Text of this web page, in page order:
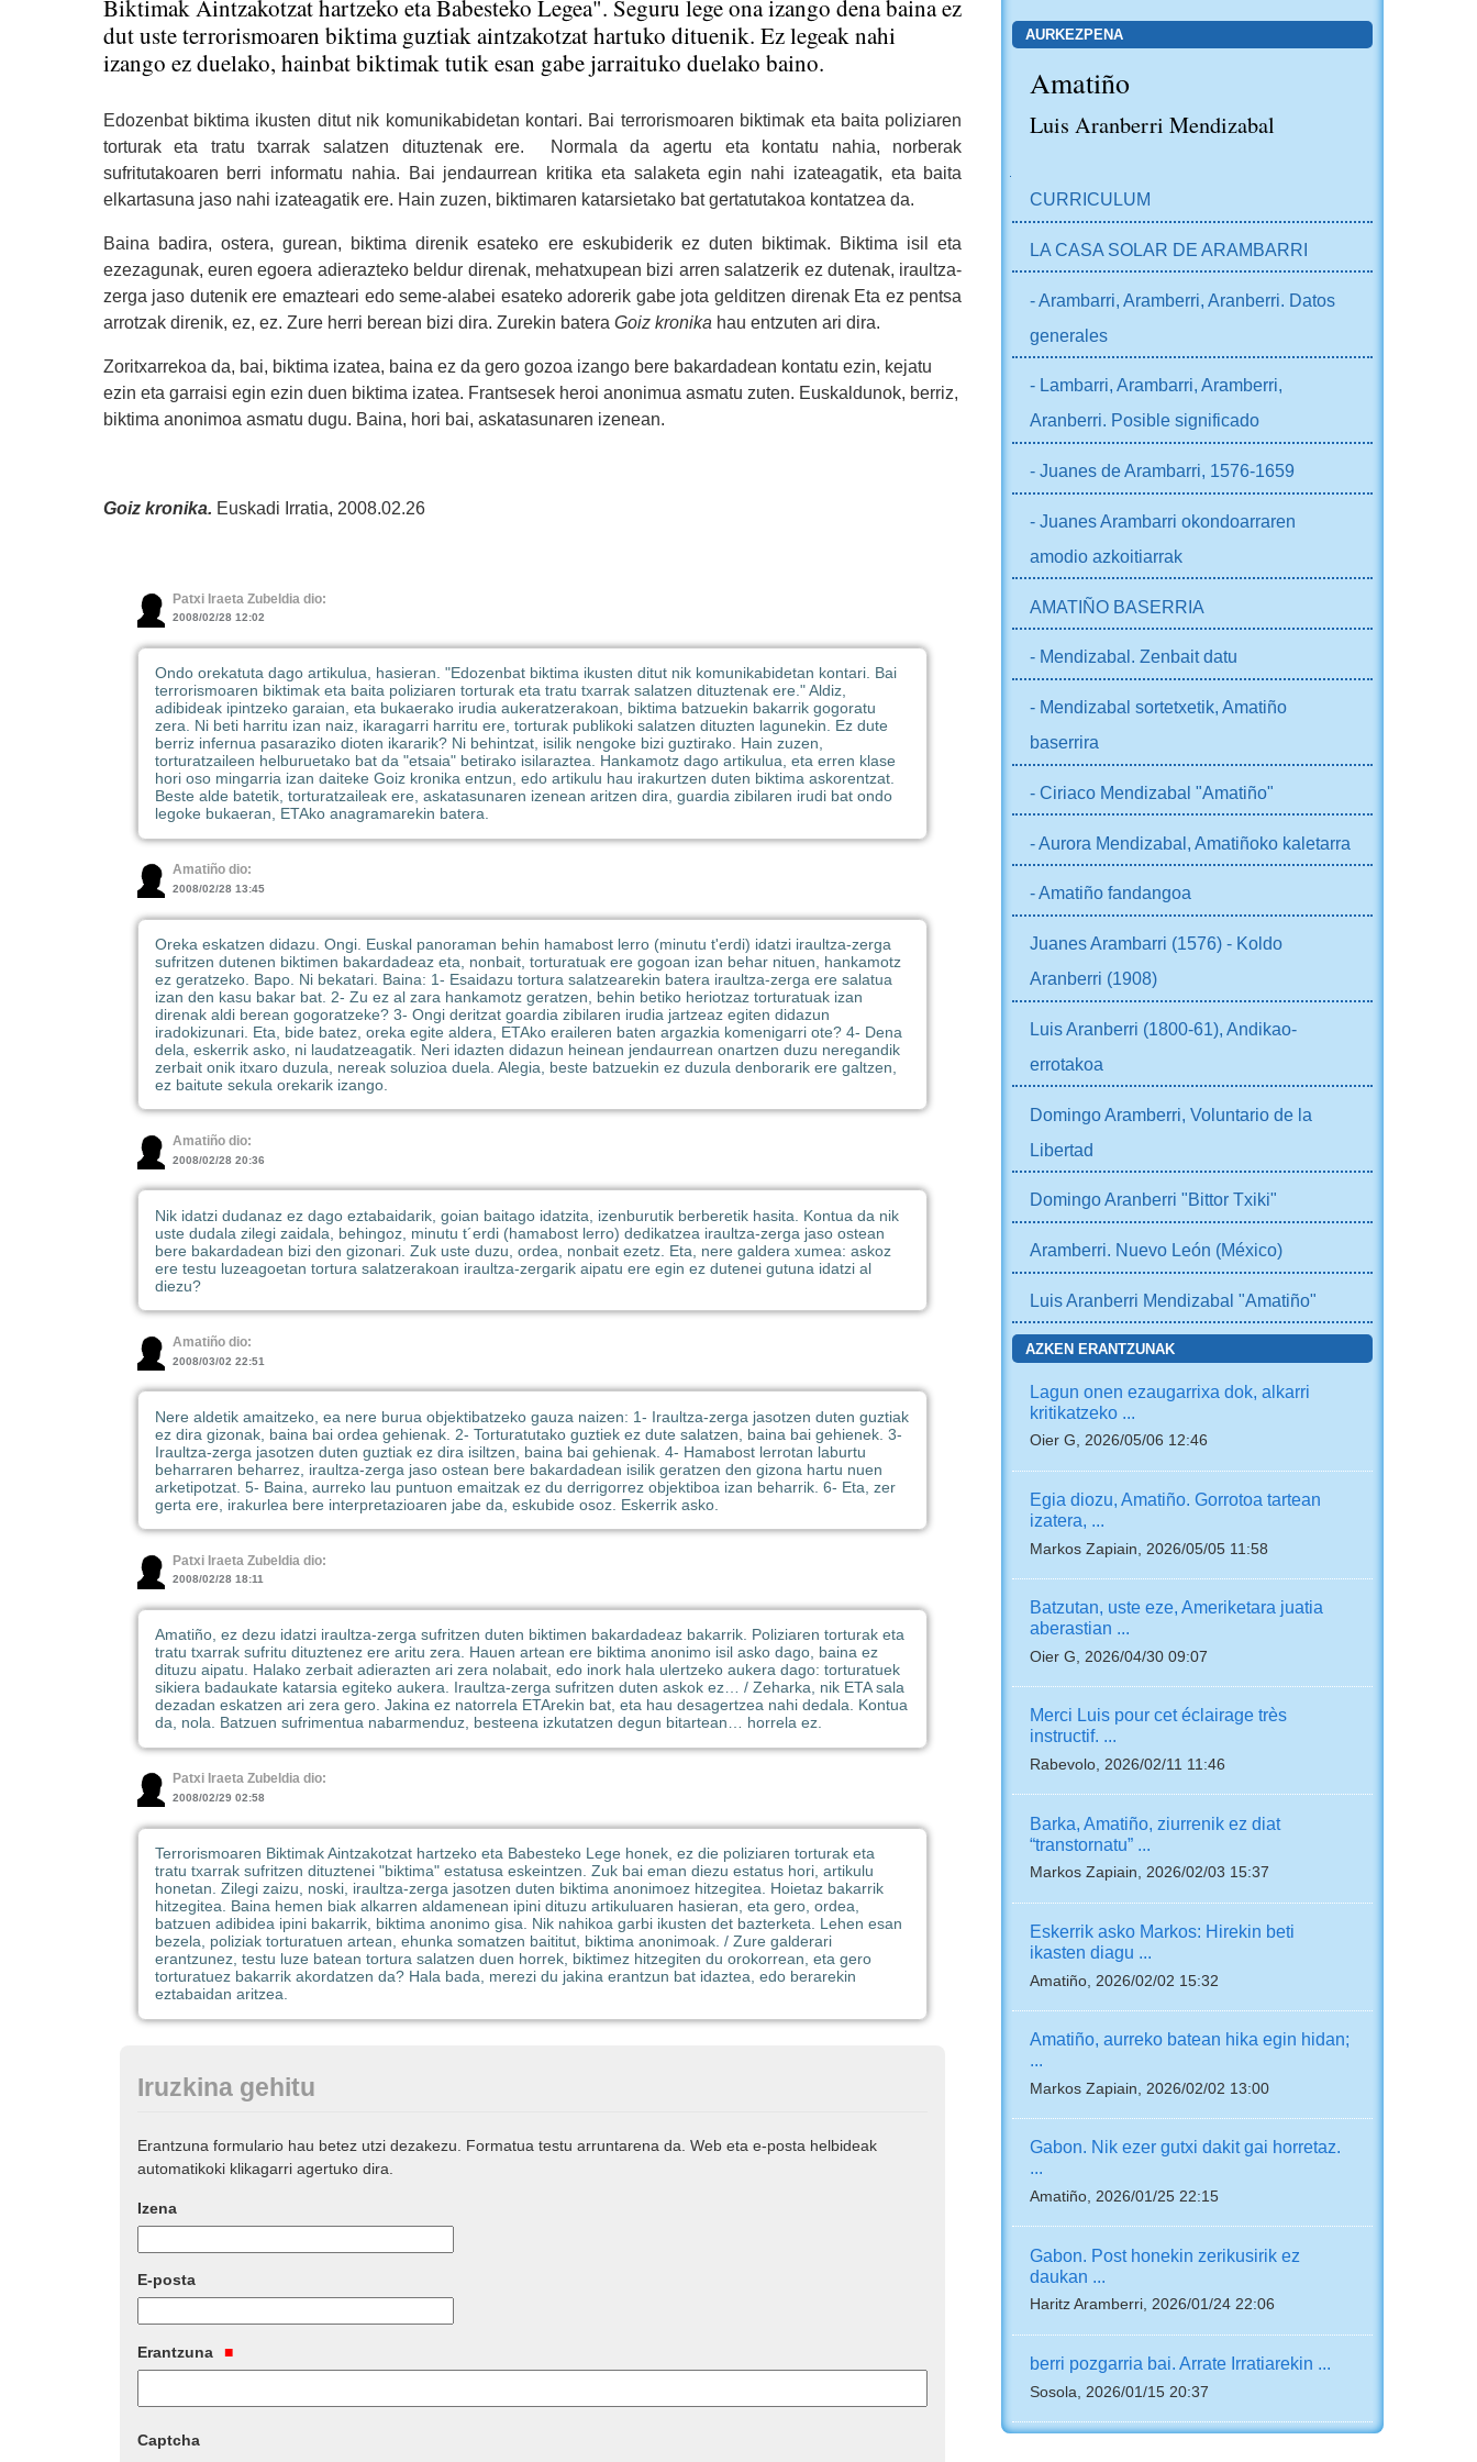
Biktimak Aintzakotzat hartzeko eta Babesteko Legea". Seguru lege ona izango dena baina ez
dut uste terrorismoaren biktima guztiak aintzakotzat hartuko dituenik. Ez legeak nahi
izango ez duelako, hainbat biktimak tutik esan gabe jarraituko duelako baino.
Edozenbat biktima ikusten ditut nik komunikabidetan kontari. Bai terrorismoaren biktimak eta baita poliziaren
torturak eta tratu txarrak salatzen dituztenak ere. Normala da agertu eta kontatu nahia, norberak
sufritutakoaren berri informatu nahia. Bai jendaurrean kritika eta salaketa egin nahi izateagatik, eta baita
elkartasuna jaso nahi izateagatik ere. Hain zuzen, biktimaren katarsietako bat gertatutakoa kontatzea da.
Baina badira, ostera, gurean, biktima direnik esateko ere eskubiderik ez duten biktimak. Biktima isil eta
ezezagunak, euren egoera adierazteko beldur direnak, mehatxupean bizi arren salatzerik ez dutenak, iraultza-
zerga jaso dutenik ere emazteari edo seme-alabei esateko adorerik gabe jota gelditzen direnak Eta ez pentsa
arrotzak direnik, ez, ez. Zure herri berean bizi dira. Zurekin batera Goiz kronika hau entzuten ari dira.
Zoritxarrekoa da, bai, biktima izatea, baina ez da gero gozoa izango bere bakardadean kontatu ezin, kejatu
ezin eta garraisi egin ezin duen biktima izatea. Frantsesek heroi anonimua asmatu zuten. Euskaldunok, berriz,
biktima anonimoa asmatu dugu. Baina, hori bai, askatasunaren izenean.
Goiz kronika. Euskadi Irratia, 2008.02.26
Patxi Iraeta Zubeldia dio:
2008/02/28 12:02
Ondo orekatuta dago artikulua, hasieran. "Edozenbat biktima ikusten ditut nik komunikabidetan kontari. Bai
terrorismoaren biktimak eta baita poliziaren torturak eta tratu txarrak salatzen dituztenak ere." Aldiz,
adibideak ipintzeko garaian, eta bukaerako irudia aukeratzerakoan, biktima batzuekin bakarrik gogoratu
zera. Ni beti harritu izan naiz, ikaragarri harritu ere, torturak publikoki salatzen dituzten lagunekin. Ez dute
berriz infernua pasaraziko dioten ikararik? Ni behintzat, isilik nengoke bizi guztirako. Hain zuzen,
torturatzaileen helburuetako bat da "etsaia" betirako isilaraztea. Hankamotz dago artikulua, eta erren klase
hori oso mingarria izan daiteke Goiz kronika entzun, edo artikulu hau irakurtzen duten biktima askorentzat.
Beste alde batetik, torturatzaileak ere, askatasunaren izenean aritzen dira, guardia zibilaren irudi bat ondo
legoke bukaeran, ETAko anagramarekin batera.
Amatiño dio:
2008/02/28 13:45
Oreka eskatzen didazu. Ongi. Euskal panoraman behin hamabost lerro (minutu t'erdi) idatzi iraultza-zerga
sufritzen dutenen biktimen bakardadeaz eta, nonbait, torturatuak ere gogoan izan behar nituen, hankamotz
ez geratzeko. Bapo. Ni bekatari. Baina: 1- Esaidazu tortura salatzearekin batera iraultza-zerga ere salatua
izan den kasu bakar bat. 2- Zu ez al zara hankamotz geratzen, behin betiko heriotzaz torturatuak izan
direnak aldi berean gogoratzeke? 3- Ongi deritzat goardia zibilaren irudia jartzeaz egiten didazun
iradokizunari. Eta, bide batez, oreka egite aldera, ETAko eraileren baten argazkia komenigarri ote? 4- Dena
dela, eskerrik asko, ni laudatzeagatik. Neri idazten didazun heinean jendaurrean onartzen duzu neregandik
zerbait onik itxaro duzula, nereak soluzioa duela. Alegia, beste batzuekin ez duzula denborarik ere galtzen,
ez baitute sekula orekarik izango.
Amatiño dio:
2008/02/28 20:36
Nik idatzi dudanaz ez dago eztabaidarik, goian baitago idatzita, izenburutik berberetik hasita. Kontua da nik
uste dudala zilegi zaidala, behingoz, minutu t´erdi (hamabost lerro) dedikatzea iraultza-zerga jaso ostean
bere bakardadean bizi den gizonari. Zuk uste duzu, ordea, nonbait ezetz. Eta, nere galdera xumea: askoz
ere testu luzeagoetan tortura salatzerakoan iraultza-zergarik aipatu ere egin ez dutenei gutuna idatzi al
diezu?
Amatiño dio:
2008/03/02 22:51
Nere aldetik amaitzeko, ea nere burua objektibatzeko gauza naizen: 1- Iraultza-zerga jasotzen duten guztiak
ez dira gizonak, baina bai ordea gehienak. 2- Torturatutako guztiek ez dute salatzen, baina bai gehienek. 3-
Iraultza-zerga jasotzen duten guztiak ez dira isiltzen, baina bai gehienak. 4- Hamabost lerrotan laburtu
beharraren beharrez, iraultza-zerga jaso ostean bere bakardadean isilik geratzen den gizona hartu nuen
arketipotzat. 5- Baina, aurreko lau puntuon emaitzak ez du derrigorrez objektiboa izan beharrik. 6- Eta, zer
gerta ere, irakurlea bere interpretazioaren jabe da, eskubide osoz. Eskerrik asko.
Patxi Iraeta Zubeldia dio:
2008/02/28 18:11
Amatiño, ez dezu idatzi iraultza-zerga sufritzen duten biktimen bakardadeaz bakarrik. Poliziaren torturak eta
tratu txarrak sufritu dituztenez ere aritu zera. Hauen artean ere biktima anonimo isil asko dago, baina ez
dituzu aipatu. Halako zerbait adierazten ari zera nolabait, edo inork hala ulertzeko aukera dago: torturatuek
sikiera badaukate katarsia egiteko aukera. Iraultza-zerga sufritzen duten askok ez… / Zeharka, nik ETA sala
dezadan eskatzen ari zera gero. Jakina ez natorrela ETArekin bat, eta hau desagertzea nahi dedala. Kontua
da, nola. Batzuen sufrimentua nabarmenduz, besteena izkutatzen degun bitartean… horrela ez.
Patxi Iraeta Zubeldia dio:
2008/02/29 02:58
Terrorismoaren Biktimak Aintzakotzat hartzeko eta Babesteko Lege honek, ez die poliziaren torturak eta
tratu txarrak sufritzen dituztenei "biktima" estatusa eskeintzen. Zuk bai eman diezu estatus hori, artikulu
honetan. Zilegi zaizu, noski, iraultza-zerga jasotzen duten biktima anonimoez hitzegitea. Hoietaz bakarrik
hitzegitea. Baina hemen biak alkarren aldamenean ipini dituzu artikuluaren hasieran, eta gero, ordea,
batzuen adibidea ipini bakarrik, biktima anonimo gisa. Nik nahikoa garbi ikusten det bazterketa. Lehen esan
bezela, poliziak torturatuen artean, ehunka somatzen baititut, biktima anonimoak. / Zure galderari
erantzunez, testu luze batean tortura salatzen duen horrek, biktimez hitzegiten du orokorrean, eta gero
torturatuez bakarrik akordatzen da? Hala bada, merezi du jakina erantzun bat idaztea, edo berarekin
eztabaidan aritzea.
Iruzkina gehitu
Erantzuna formulario hau betez utzi dezakezu. Formatua testu arruntarena da. Web eta e-posta helbideak
automatikoki klikagarri agertuko dira.
Izena
E-posta
Erantzuna
Captcha
AURKEZPENA
Amatiño
Luis Aranberri Mendizabal
CURRICULUM
LA CASA SOLAR DE ARAMBARRI
- Arambarri, Aramberri, Aranberri. Datos
generales
- Lambarri, Arambarri, Aramberri,
Aranberri. Posible significado
- Juanes de Arambarri, 1576-1659
- Juanes Arambarri okondoarraren
amodio azkoitiarrak
AMATIÑO BASERRIA
- Mendizabal. Zenbait datu
- Mendizabal sortetxetik, Amatiño
baserrira
- Ciriaco Mendizabal "Amatiño"
- Aurora Mendizabal, Amatiñoko kaletarra
- Amatiño fandangoa
Juanes Arambarri (1576) - Koldo
Aranberri (1908)
Luis Aranberri (1800-61), Andikao-
errotakoa
Domingo Aramberri, Voluntario de la
Libertad
Domingo Aranberri "Bittor Txiki"
Aramberri. Nuevo León (México)
Luis Aranberri Mendizabal "Amatiño"
AZKEN ERANTZUNAK
Lagun onen ezaugarrixa dok, alkarri
kritikatzeko ...
Oier G, 2026/05/06 12:46
Egia diozu, Amatiño. Gorrotoa tartean
izatera, ...
Markos Zapiain, 2026/05/05 11:58
Batzutan, uste eze, Ameriketara juatia
aberastian ...
Oier G, 2026/04/30 09:07
Merci Luis pour cet éclairage très
instructif. ...
Rabevolo, 2026/02/11 11:46
Barka, Amatiño, ziurrenik ez diat
“transtornatu” ...
Markos Zapiain, 2026/02/03 15:37
Eskerrik asko Markos: Hirekin beti
ikasten diagu ...
Amatiño, 2026/02/02 15:32
Amatiño, aurreko batean hika egin hidan;
...
Markos Zapiain, 2026/02/02 13:00
Gabon. Nik ezer gutxi dakit gai horretaz.
...
Amatiño, 2026/01/25 22:15
Gabon. Post honekin zerikusirik ez
daukan ...
Haritz Aramberri, 2026/01/24 22:06
berri pozgarria bai. Arrate Irratiarekin ...
Sosola, 2026/01/15 20:37